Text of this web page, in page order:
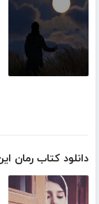
دانلود کتاب رمان